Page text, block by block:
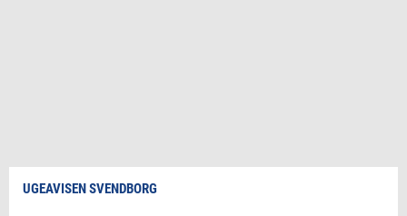
UGEAVISEN SVENDBORG